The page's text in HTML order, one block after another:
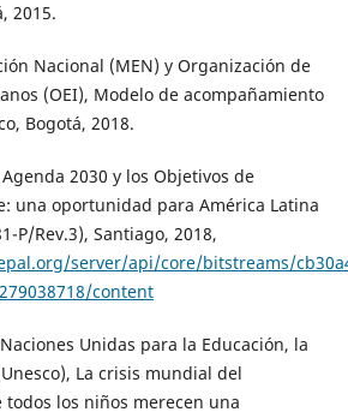
2015.
Nacional (MEN) y Organización de
(OEI), Modelo de acompañamiento
Bogotá, 2018.
2030 y los Objetivos de
una oportunidad para América Latina
P/Rev.3), Santiago, 2018,
server/api/core/bitstreams/
content
Unidas para la Educación, la
La crisis mundial del
los niños merecen una